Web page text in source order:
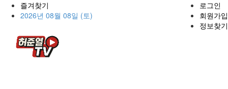
즐겨찾기
2026년 08월 08일 (토)
로그인
회원가입
정보찾기